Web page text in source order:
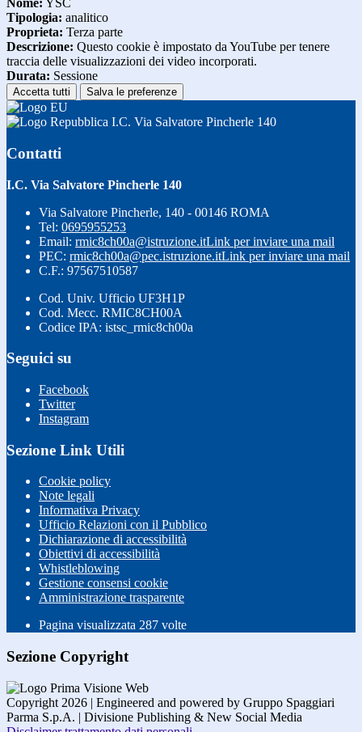
Nome: YSC
Tipologia: analitico
Proprieta: Terza parte
Descrizione: Questo cookie è impostato da YouTube per tenere
traccia delle visualizzazioni dei video incorporati.
Durata: Sessione
Accetta tutti Salva le preferenze
I.C. Via Salvatore Pincherle 140
Contatti
I.C. Via Salvatore Pincherle 140
Via Salvatore Pincherle, 140 - 00146 ROMA
Tel: 0695955253
Email: rmic8ch00a@istruzione.itLink per inviare una mail
PEC: rmic8ch00a@pec.istruzione.itLink per inviare una mail
C.F.: 97567510587
Cod. Univ. Ufficio UF3H1P
Cod. Mecc. RMIC8CH00A
Codice IPA: istsc_rmic8ch00a
Seguici su
Facebook
Twitter
Instagram
Sezione Link Utili
Cookie policy
Note legali
Informativa Privacy
Ufficio Relazioni con il Pubblico
Dichiarazione di accessibilità
Obiettivi di accessibilità
Whistleblowing
Gestione consensi cookie
Amministrazione trasparente
Pagina visualizzata 287 volte
Sezione Copyright
Copyright 2026 | Engineered and powered by Gruppo Spaggiari
Parma S.p.A. | Divisione Publishing & New Social Media